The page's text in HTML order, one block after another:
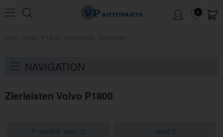
0
NAVIGATION
Zierleisten Volvo P1800
P1800S/E 1961-72 1800ES